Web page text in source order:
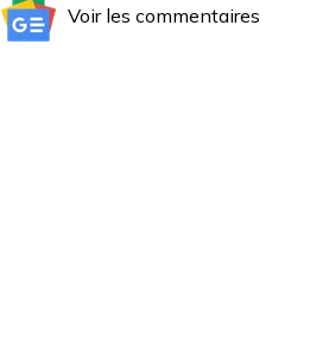
WhatsAppVoir les commentaires